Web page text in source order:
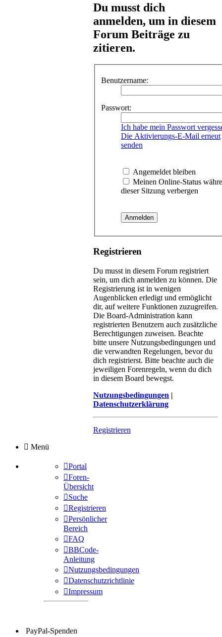
Du musst dich
anmelden, um in diesem
Forum Beiträge zu
zitieren.
Benutzername:
Passwort:
Ich habe mein Passwort
Die Aktivierungs-E-Mail erneut
senden
Angemeldet bleiben
Meinen Online-Status
dieser Sitzung verbergen
Registrieren
Du musst in diesem Forum registriert
sein, um dich anmelden zu können. Die
Registrierung ist in wenigen
Augenblicken erledigt und ermöglicht
dir, auf weitere Funktionen zuzugreifen.
Die Board-Administration kann
registrierten Benutzern auch zusätzliche
Berechtigungen zuweisen. Beachte
bitte unsere Nutzungsbedingungen und
die verwandten Regelungen, bevor du
dich registrierst. Bitte beachte auch die
jeweiligen Forenregeln, wenn du dich
in diesem Board bewegst.
Nutzungsbedingungen |
Datenschutzerklärung
Registrieren
Menü
Portal
Foren-
Übersicht
Suche
Registrieren
Persönlicher
Bereich
FAQ
BBCode-
Anleitung
Nutzungsbedingungen
Datenschutzrichtlinie
Impressum
PayPal-Spenden